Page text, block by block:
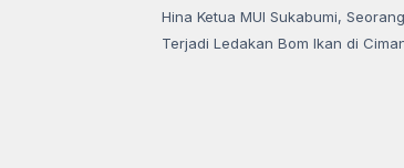
Hina Ketua MUI Sukabumi,
Terjadi Ledakan Bom Ikan di